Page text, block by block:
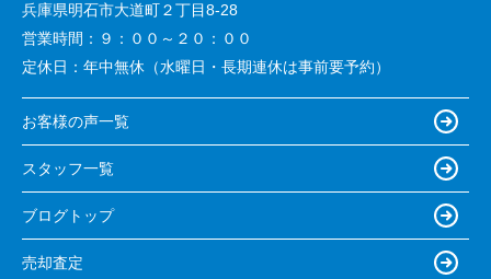
兵庫県明石市大道町２丁目8-28
営業時間： ９：００～２０：００
定休日： 年中無休（水曜日・長期連休は事前要予約）
お客様の声一覧
スタッフ一覧
ブログトップ
売却査定